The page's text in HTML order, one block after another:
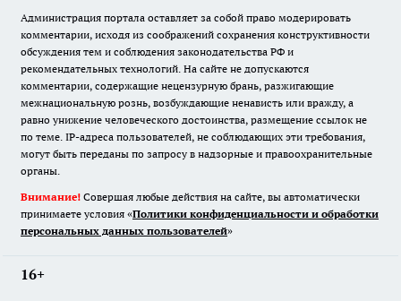
Администрация портала оставляет за собой право модерировать
комментарии, исходя из соображений сохранения конструктивности
обсуждения тем и соблюдения законодательства РФ и
рекомендательных технологий. На сайте не допускаются
комментарии, содержащие нецензурную брань, разжигающие
межнациональную рознь, возбуждающие ненависть или вражду, а
равно унижение человеческого достоинства, размещение ссылок не
по теме. IP-адреса пользователей, не соблюдающих эти требования,
могут быть переданы по запросу в надзорные и правоохранительные
органы.
Внимание! Совершая любые действия на сайте, вы автоматически
принимаете условия «Политики конфиденциальности и обработки
персональных данных пользователей»
16+